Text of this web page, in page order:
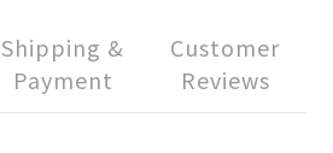
Shipping &
Payment
Customer
Reviews